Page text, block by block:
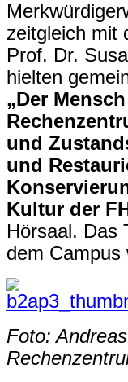
zeitgleich mit
Prof. Dr.
hielten
„Der
und
und
Kultur der
Hörsaal. Das
dem Campus
Foto: